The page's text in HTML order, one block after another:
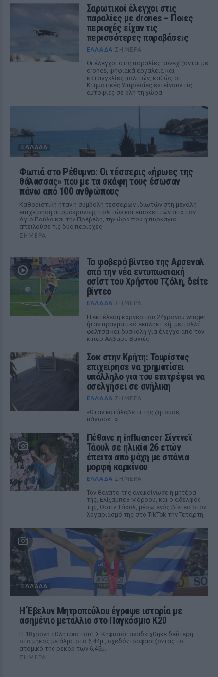
Σαρωτικοί έλεγχοι στις
παραλίες με drones – Ποιες
περιοχές είχαν τις
περισσότερες παραβάσεις
ΕΛΛΆΔΑ ΣΉΜΕΡΑ
Οι έλεγχοι στις παραλίες συνεχίζονται με
drones, ψηφιακά εργαλεία και
καταγγελίες πολιτών, καθώς οι
Κτηματικές Υπηρεσίες εντείνουν τις
αυτοψίες σε όλη τη χώρα
ΕΛΛΆΔΑ
Φωτιά στο Ρέθυμνο: Οι τέσσερις «ήρωες της
θάλασσας» που με τα σκάφη τους έσωσαν
πάνω από 100 ανθρώπους
Καθοριστική ήταν η συμβολή τεσσάρων ιδιωτών στη μεγάλη
επιχείρηση απομάκρυνσης πολιτών και επισκεπτών από τον
Αγιο Παύλο και την Πρέβελη, την ώρα που η πυρκαγιά
απειλούσε τις δύο περιοχές
ΣΉΜΕΡΑ
Το φοβερό βίντεο της Αρσεναλ
από την νέα εντυπωσιακή
ασίστ του Χρήστου Τζόλη, δείτε
βίντεο
ΕΛΛΆΔΑ ΣΉΜΕΡΑ
Η εκτέλεση κόρνερ του 24χρονου winger
ήταν πραγματικά εκπληκτική, με πολλά
φάλτσα και δύσκολη για έλεγχο από τον
κίπερ Αλβαρο Βαγιές
Σοκ στην Κρήτη: Τουρίστας
επιχείρησε να χρηματίσει
υπάλληλο για του επιτρέψει να
ασελγήσει σε ανήλικη
ΕΛΛΆΔΑ ΣΉΜΕΡΑ
«Όταν κατάλαβε τι της ζητούσε,
πάγωσε...»
Πέθανε η influencer Σίντνεϊ
Τάουλ σε ηλικία 26 ετών
έπειτα από μάχη με σπάνια
μορφή καρκίνου
ΕΛΛΆΔΑ ΣΉΜΕΡΑ
Τον θάνατο της ανακοίνωσε η μητέρα
της, Ελίζαμπεθ Μόροου, και ο αδελφός
της, Όστιν Τάουλ, μέσω ενός βίντεο στον
λογαριασμό της στο TikTok την Τετάρτη
ΕΛΛΆΔΑ
Η Έβελυν Μητροπούλου έγραψε ιστορία με
ασημένιο μετάλλιο στο Παγκόσμιο Κ20
Η 18χρονη αθλήτρια του ΓΣ Κηφισιάς αναδείχθηκε δεύτερη
στο μήκος με άλμα στα 6,44μ., σχεδόν ισοφαρίζοντας το
ατομικό της ρεκόρ των 6,45μ.
ΣΉΜΕΡΑ